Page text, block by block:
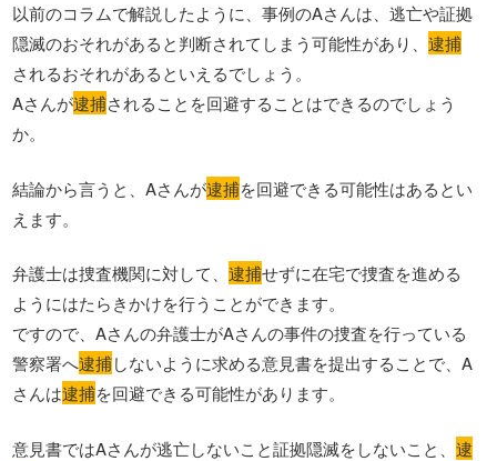
以前のコラムで解説したように、事例のAさんは、逃亡や証拠
隠滅のおそれがあると判断されてしまう可能性があり、逮捕
されるおそれがあるといえるでしょう。
Aさんが逮捕されることを回避することはできるのでしょう
か。
結論から言うと、Aさんが逮捕を回避できる可能性はあるとい
えます。
弁護士は捜査機関に対して、逮捕せずに在宅で捜査を進める
ようにはたらきかけを行うことができます。
ですので、Aさんの弁護士がAさんの事件の捜査を行っている
警察署へ逮捕しないように求める意見書を提出することで、A
さんは逮捕を回避できる可能性があります。
意見書ではAさんが逃亡しないこと証拠隠滅をしないこと、逮